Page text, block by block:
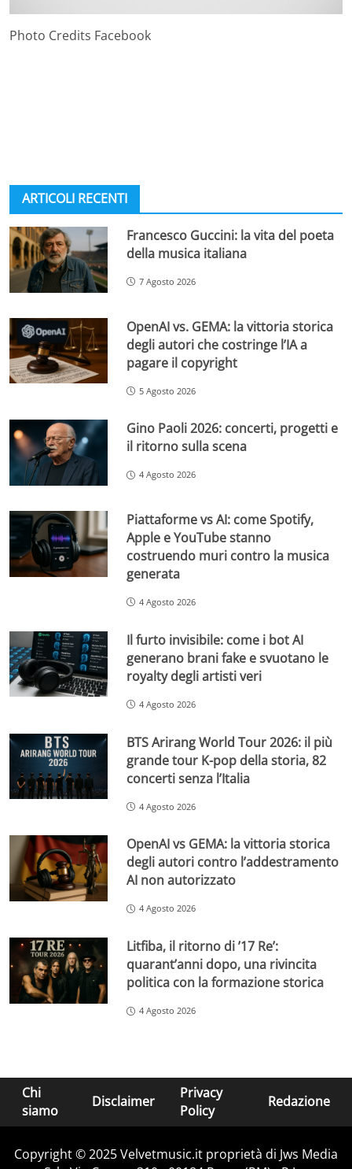
Photo Credits Facebook
ARTICOLI RECENTI
Francesco Guccini: la vita del poeta
della musica italiana
7 Agosto 2026
OpenAI vs. GEMA: la vittoria storica
degli autori che costringe l’IA a
pagare il copyright
5 Agosto 2026
Gino Paoli 2026: concerti, progetti e
il ritorno sulla scena
4 Agosto 2026
Piattaforme vs AI: come Spotify,
Apple e YouTube stanno
costruendo muri contro la musica
generata
4 Agosto 2026
Il furto invisibile: come i bot AI
generano brani fake e svuotano le
royalty degli artisti veri
4 Agosto 2026
BTS Arirang World Tour 2026: il più
grande tour K-pop della storia, 82
concerti senza l’Italia
4 Agosto 2026
OpenAI vs GEMA: la vittoria storica
degli autori contro l’addestramento
AI non autorizzato
4 Agosto 2026
Litfiba, il ritorno di ’17 Re’:
quarant’anni dopo, una rivincita
politica con la formazione storica
4 Agosto 2026
Chi
siamo
Disclaimer
Privacy
Policy
Redazione
Copyright © 2025 Velvetmusic.it proprietà di Jws Media